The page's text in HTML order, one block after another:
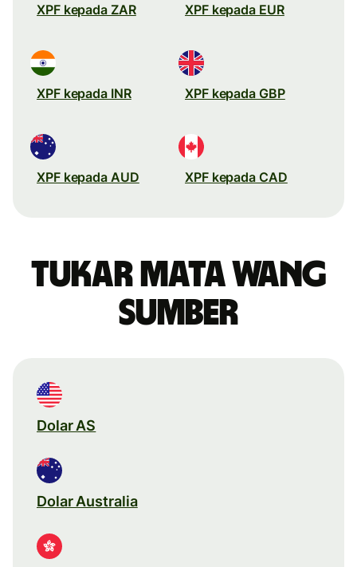
XPF kepada ZAR XPF kepada EUR
XPF kepada INR XPF kepada GBP
XPF kepada AUD XPF kepada CAD
Tukar mata wang
sumber
Dolar AS
Dolar Australia